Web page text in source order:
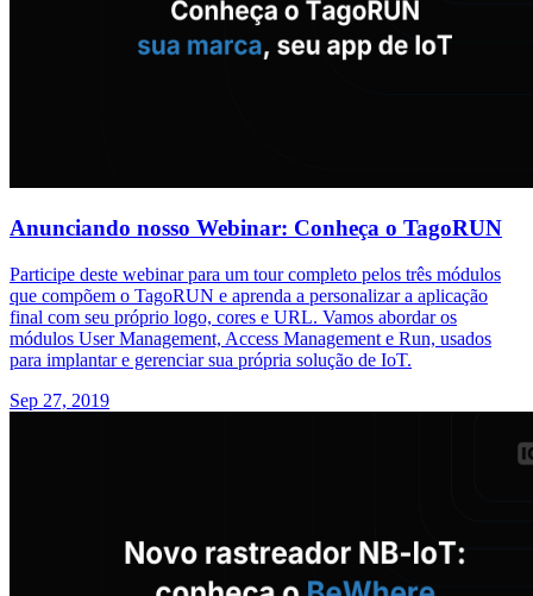
Anunciando nosso Webinar: Conheça o TagoRUN
Participe deste webinar para um tour completo pelos três módulos
que compõem o TagoRUN e aprenda a personalizar a aplicação
final com seu próprio logo, cores e URL. Vamos abordar os
módulos User Management, Access Management e Run, usados
para implantar e gerenciar sua própria solução de IoT.
Sep 27, 2019